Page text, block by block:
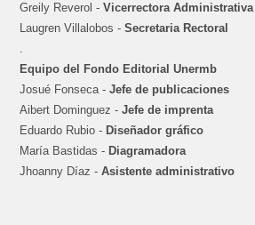
Greily Reverol -Vicerrectora Administrativa
Laugren Villalobos -Secretaria Rectoral
.
Equipo del Fondo Editorial Unermb
Josué Fonseca -Jefe de publicaciones
Aibert Dominguez -Jefe de imprenta
Eduardo Rubio - Diseñador gráfico
María Bastidas - Diagramadora
Jhoanny Díaz -Asistente administrativo